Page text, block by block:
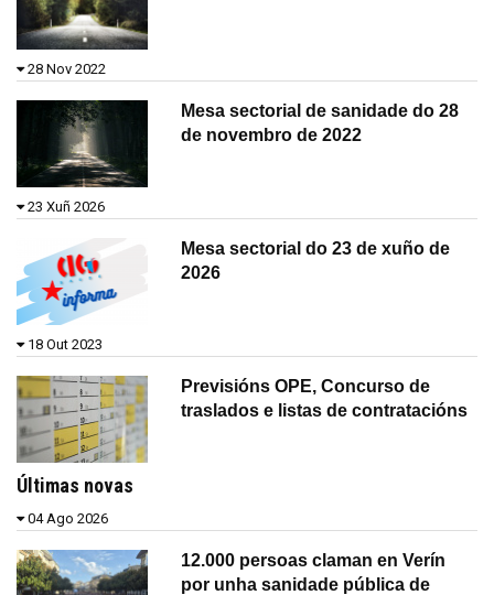
28 Nov 2022
Mesa sectorial de sanidade do 28
de novembro de 2022
23 Xuñ 2026
Mesa sectorial do 23 de xuño de
2026
18 Out 2023
Previsións OPE, Concurso de
traslados e listas de contratacións
Últimas novas
04 Ago 2026
12.000 persoas claman en Verín
por unha sanidade pública de